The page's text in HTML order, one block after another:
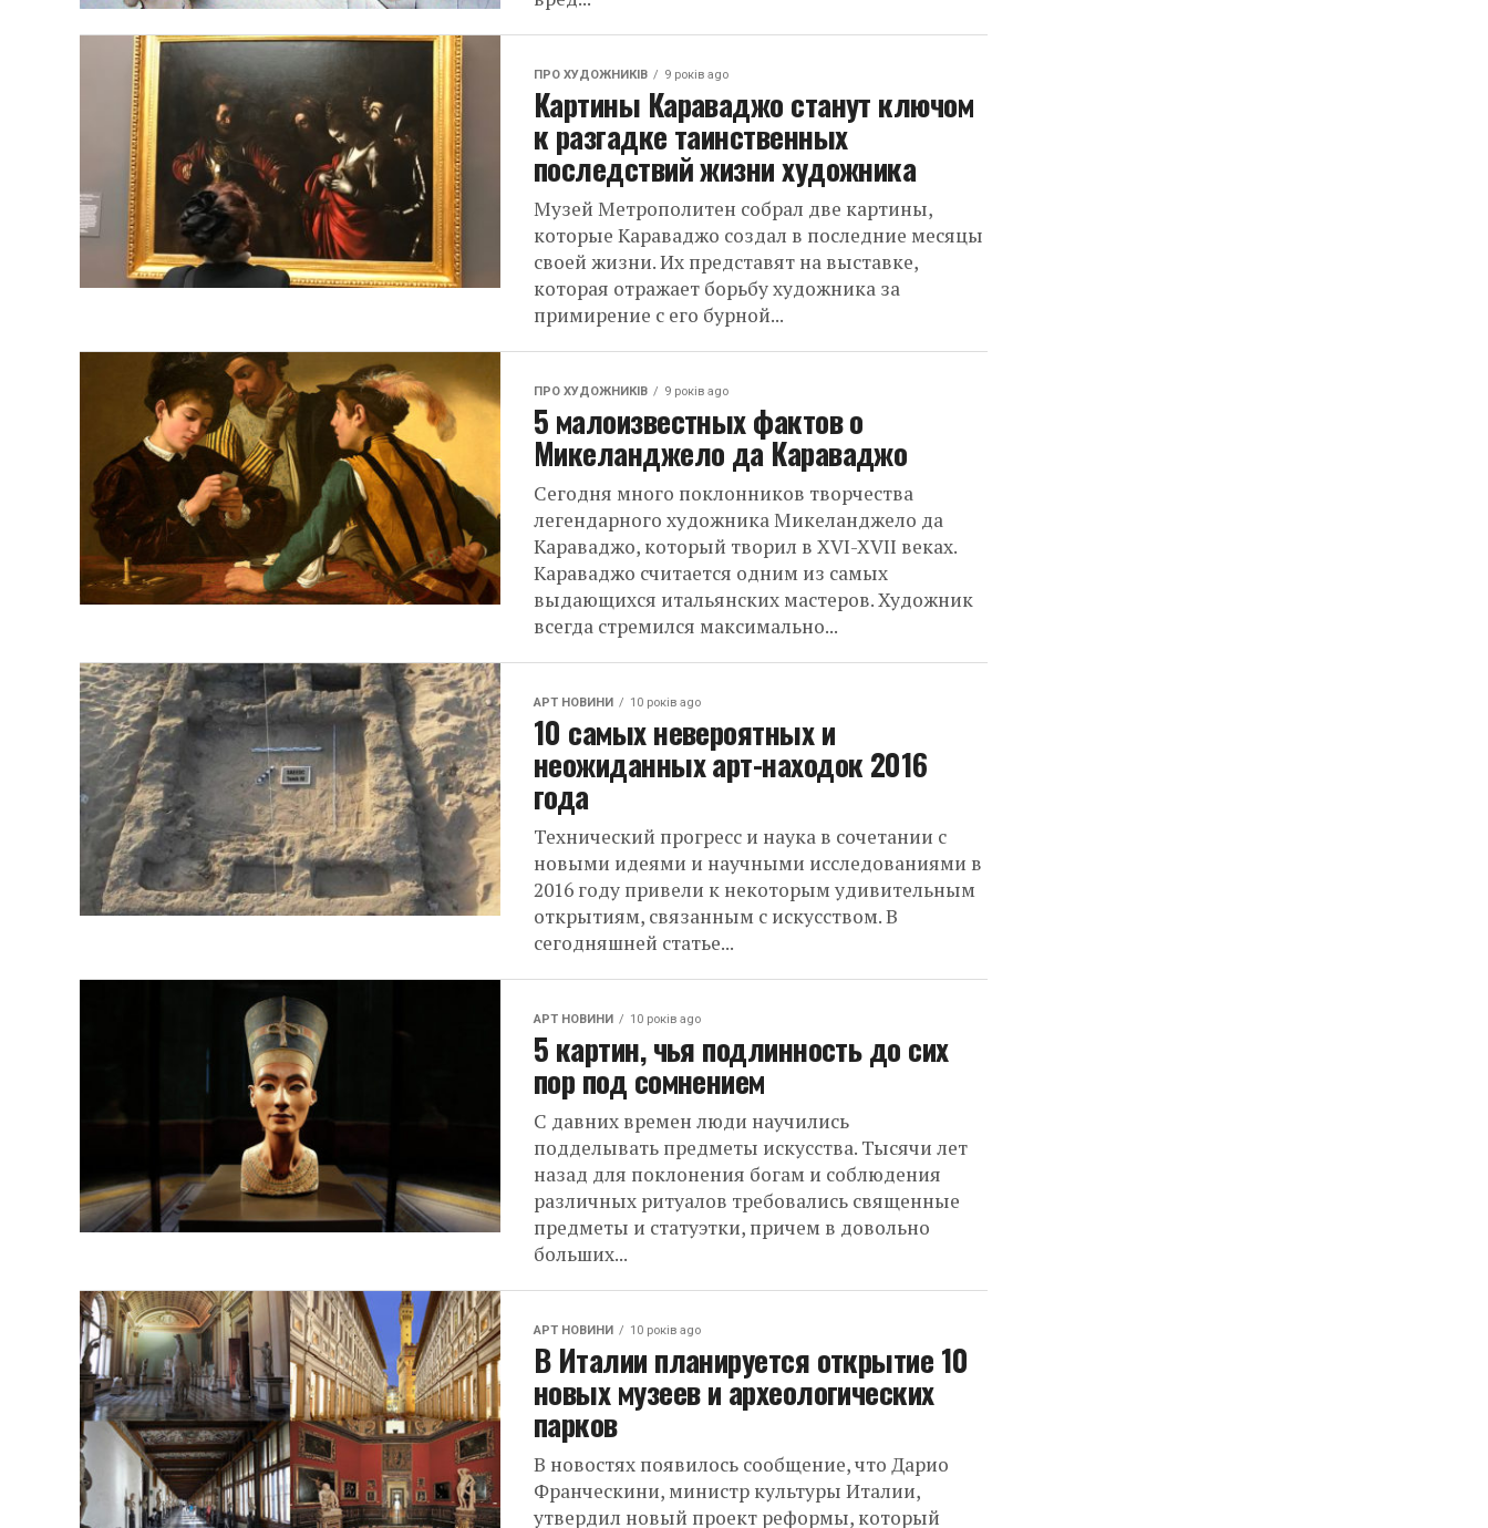
ПРО ХУДОЖНИКІВ 9 років ago
Картины Караваджо станут ключом
к разгадке таинственных
последствий жизни художника
Музей Метрополитен собрал две картины,
которые Караваджо создал в последние месяцы
своей жизни. Их представят на выставке,
которая отражает борьбу художника за
примирение с его бурной...
ПРО ХУДОЖНИКІВ 9 років ago
5 малоизвестных фактов о
Микеланджело да Караваджо
Сегодня много поклонников творчества
легендарного художника Микеланджело да
Караваджо, который творил в XVI-XVII веках.
Караваджо считается одним из самых
выдающихся итальянских мастеров. Художник
всегда стремился максимально...
АРТ НОВИНИ 10 років ago
10 самых невероятных и
неожиданных арт-находок 2016
года
Технический прогресс и наука в сочетании с
новыми идеями и научными исследованиями в
2016 году привели к некоторым удивительным
открытиям, связанным с искусством. В
сегодняшней статье...
АРТ НОВИНИ 10 років ago
5 картин, чья подлинность до сих
пор под сомнением
С давних времен люди научились
подделывать предметы искусства. Тысячи лет
назад для поклонения богам и соблюдения
различных ритуалов требовались священные
предметы и статуэтки, причем в довольно
больших...
АРТ НОВИНИ 10 років ago
В Италии планируется открытие 10
новых музеев и археологических
парков
В новостях появилось сообщение, что Дарио
Франческини, министр культуры Италии,
утвердил новый проект реформы, который